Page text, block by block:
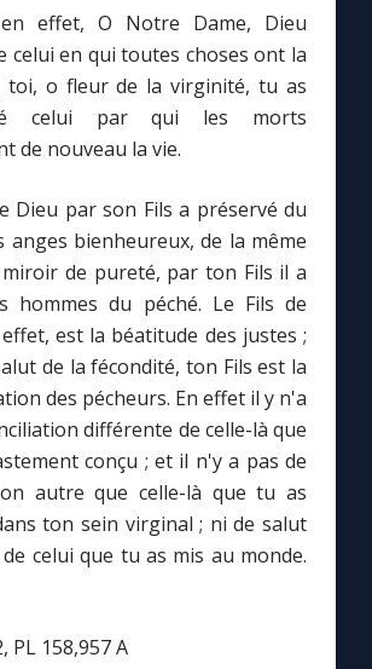
en effet, O Notre Dame, Dieu
celui en qui toutes choses ont la
toi, o fleur de la virginité, tu as
celui par qui les morts
de nouveau la vie.
Dieu par son Fils a préservé du
anges bienheureux, de la même
de pureté, par ton Fils il a
hommes du péché. Le Fils de
est la béatitude des justes ;
de la fécondité, ton Fils est la
des pécheurs. En effet il y n'a
différente de celle-là que
conçu ; et il n'y a pas de
autre que celle-là que tu as
ton sein virginal ; ni de salut
celui que tu as mis au monde.
PL 158,957 A